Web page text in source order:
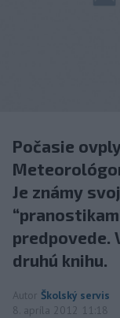
Počasie
Je známy
predpovede.
druhú knihu.
Autor Školský servis
8. apríla 2012 11:18